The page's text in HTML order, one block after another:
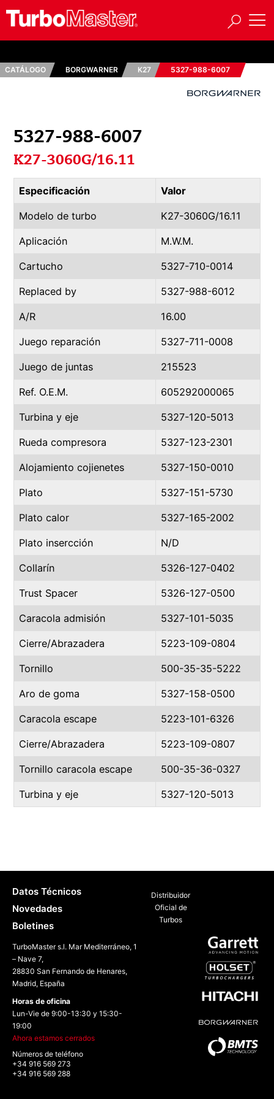
CATÁLOGO BORGWARNER K27 5327-988-6007
5327-988-6007
K27-3060G/16.11
Especificación Valor
Modelo de turbo K27-3060G/16.11
Aplicación M.W.M.
Cartucho 5327-710-0014
Replaced by 5327-988-6012
A/R 16.00
Juego reparación 5327-711-0008
Juego de juntas 215523
Ref. O.E.M. 605292000065
Turbina y eje 5327-120-5013
Rueda compresora 5327-123-2301
Alojamiento cojienetes 5327-150-0010
Plato 5327-151-5730
Plato calor 5327-165-2002
Plato insercción N/D
Collarín 5326-127-0402
Trust Spacer 5326-127-0500
Caracola admisión 5327-101-5035
Cierre/Abrazadera 5223-109-0804
Tornillo 500-35-35-5222
Aro de goma 5327-158-0500
Caracola escape 5223-101-6326
Cierre/Abrazadera 5223-109-0807
Tornillo caracola escape 500-35-36-0327
Turbina y eje 5327-120-5013
Distribuidor
Oficial de
Turbos
Datos Técnicos
Novedades
Boletines
TurboMaster s.l. Mar Mediterráneo, 1
– Nave 7,
28830 San Fernando de Henares,
Madrid, España
Horas de oficina
Lun-Vie de 9:00-13:30 y 15:30-
19:00
Ahora estamos cerrados
Números de teléfono
+34 916 569 273
+34 916 569 288